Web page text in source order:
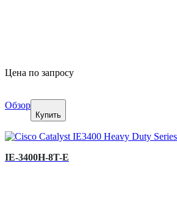
Цена по запросу
Обзор
Купить
IE-3400H-8T-E